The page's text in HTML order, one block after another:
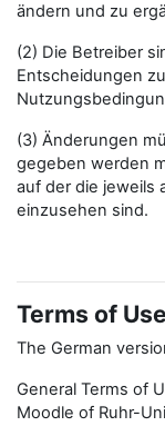
ändern und zu
(2) Die Betreiber
Entscheidungen
(3) Änderungen
gegeben werden
auf der die jeweils
einzusehen sind.
Terms of Use
The German
General Terms of
Moodle of Ruhr-